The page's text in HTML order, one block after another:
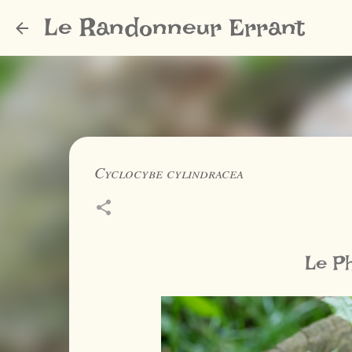
Le Randonneur Errant
Cyclocybe cylindracea
Le